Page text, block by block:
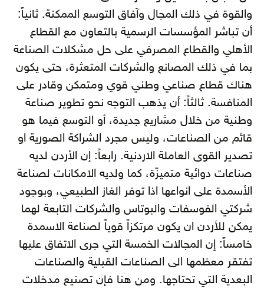
والقوة في ذلك المجال وآفاق التوسع الممكنة. ثانياً:
أن تباشر المؤسسات الرسمية بالتعاون مع القطاع
الأهلي والقطاع المصرفي على حل مشكلات الصناعة
بما في ذلك المصانع والشركات المتعثرة، حتى يكون
هناك قطاع صناعي وطني قوي ومتمكن وقادر على
المنافسة. ثالثاً: أن يذهب التوجه نحو تطوير صناعة
وطنية من خلال مشاريع جديدة، أو التوسع فيما هو
قائم من الصناعات، وليس مجرد الشراكة الصورية او
تصدير القوى العاملة الاردنية. رابعاً: إن الأردن لديه
صناعات دوائية متميزّة، كما ولديه الامكانات لصناعة
الأسمدة على انواعها اذا توفر الغاز الطبيعي، وبوجود
شركتي الفوسفات والبوتاس والشركات التابعة لهما
يمكن للأردن ان يكون مرتكزاً قوياً لصناعة الاسمدة
خامساً: إن المجالات الخمسة التي جرى الاتفاق عليها
تفتقر معظمها الى الصناعات القبلية والصناعات
البعدية التي تحتاجها. ومن هنا فإن تصنيع مدخلات